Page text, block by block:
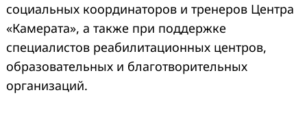
социальных координаторов и тренеров Центра
«Камерата», а также при поддержке
специалистов реабилитационных центров,
образовательных и благотворительных
организаций.